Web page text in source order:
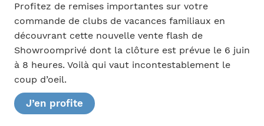
Profitez de remises importantes sur votre
commande de clubs de vacances familiaux en
découvrant cette nouvelle vente flash de
Showroomprivé dont la clôture est prévue le 6 juin
à 8 heures. Voilà qui vaut incontestablement le
coup d’oeil.
J’en profite